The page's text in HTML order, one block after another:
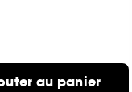
au panier